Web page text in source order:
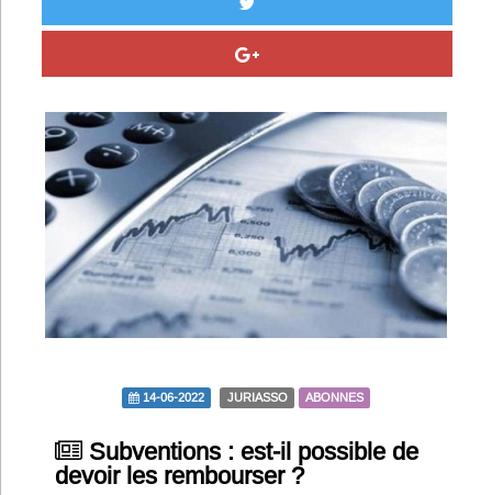
ServiceAsso
VieAsso
Infos
Divers
Abo Lettrasso
Désabo Lettrasso
Nous contacter
14-06-2022 JURIASSO ABONNES
Subventions : est-il possible de
devoir les rembourser ?